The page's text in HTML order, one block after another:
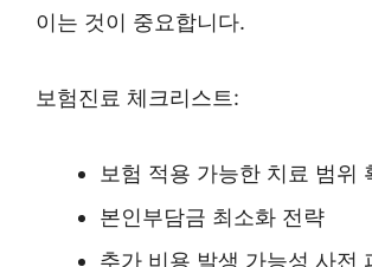
이는 것이 중요합니다.
보험진료 체크리스트:
보험 적용 가능한 치료 범위
본인부담금 최소화 전략
추가 비용 발생 가능성 사전